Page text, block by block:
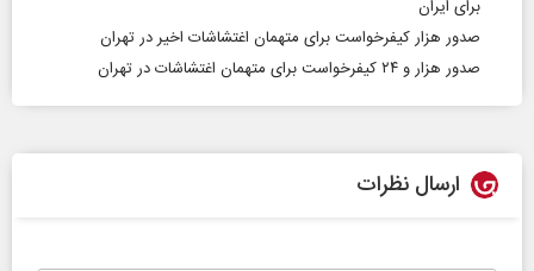
برای ایران
صدور هزار کیفرخواست برای متهمان اغتشاشات اخیر در تهران
صدور هزار و ۲۴ کیفرخواست برای متهمان اغتشاشات در تهران
ارسال نظرات